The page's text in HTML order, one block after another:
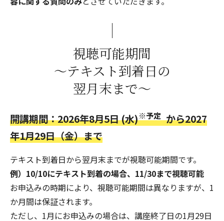
視聴可能期間
～テキスト到着日の
翌月末まで～
開講期間：2026年8月5日 (水)※予定 から2027
年1月29日（金）まで
テキスト到着日から翌月末までが視聴可能期間です。
例）10/10にテキスト到着の場合、11/30まで視聴可能
お申込みの時期により、視聴可能期間は異なりますが、1
か月間は保証されます。
ただし、1月にお申込みの場合は、講座終了日の1月29日